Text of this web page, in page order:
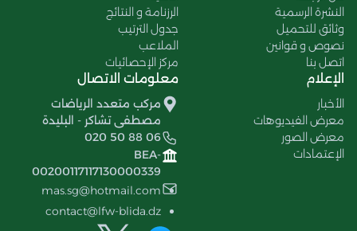
النشرة الرسمية
وثائق للتحميل
نصوص و قوانين
اتصل بنا
الرزنامة و النتائج
جدول الترتيب
الملاعب
مركز الإحصائيات
الإعلام
الأخبار
معرض الفيديوهات
معرض الصور
الإعتمادات
معلومات الاتصال
مركب متعدد الرياضات
مصطفى تشاكر - البليدة
020 50 88 06
BEA-
00200117117130000339
mas.sg@hotmail.com
contact@lfw-blida.dz